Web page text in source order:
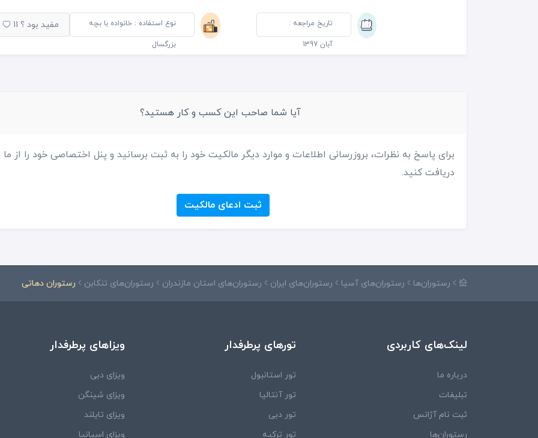
تاریخ مراجعه :
آبان 1397
نوع استفاده : خانواده با بچه
بزرگسال
مفید بود ؟ 11
آیا شما صاحب این کسب و کار هستید؟
برای پاسخ به نظرات، بروزرسانی اطلاعات و موارد دیگر مالکیت خود را به ثبت برسانید و پنل اختصاصی خود را از ما
دریافت کنید.
ثبت ادعای مالکیت
رستوران‌ها رستوران‌های آسیا رستوران‌های ایران رستوران‌های استان مازندران رستوران‌های تنکابن رستوران دهاتی
لینک‌های کاربردی
درباره ما
تبلیغات
ثبت نام آژانس
رستوران‌ها
تورهای پرطرفدار
تور استانبول
تور آنتالیا
تور دبی
تور ترکیه
ویزاهای پرطرفدار
ویزای دبی
ویزای شینگن
ویزای تایلند
ویزای اسپانیا